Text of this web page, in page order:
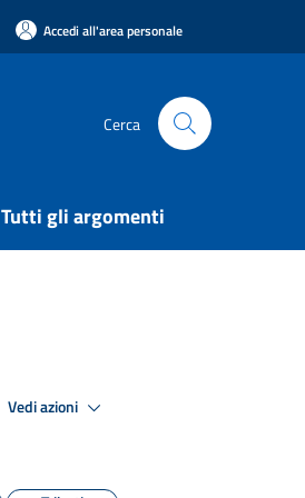
Accedi all'area personale
Cerca
Tutti gli argomenti
Vedi azioni